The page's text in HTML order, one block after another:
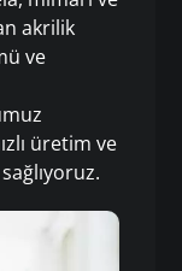
akrilik
ve
üretim ve